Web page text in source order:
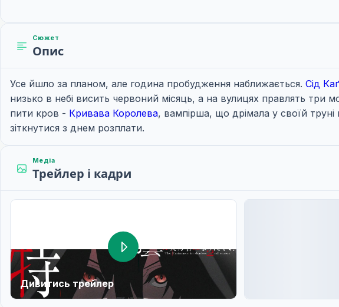
Сюжет
Опис
Усе йшло за планом, але година пробудження наближається. Сід
низько в небі висить червоний місяць, а на вулицях правлять
пити кров - Кривава Королева, вампірша, що дрімала у своїй труні
зіткнутися з днем розплати.
Медіа
Трейлер і кадри
Дивитись трейлер